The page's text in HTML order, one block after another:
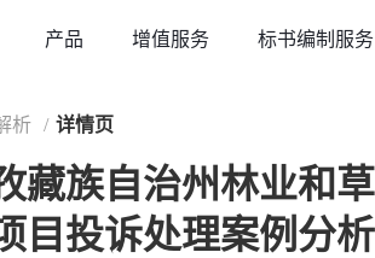
产品 增值服务 标书编制服务
析 / 详情页
藏族自治州林业和
目投诉处理案例分析